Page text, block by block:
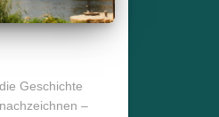
Geschichte
–